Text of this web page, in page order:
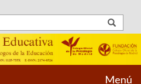
Menú